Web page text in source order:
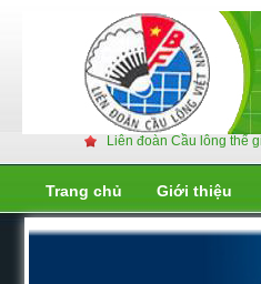
Liên đoàn Cầu lông thế
Trang chủ Giới thiệu